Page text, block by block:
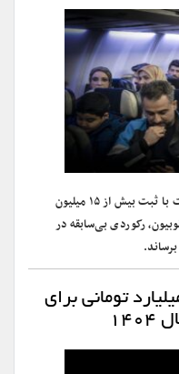
هفتمین فصل سریال «پایتخت» توانست با ثبت بیش از ۱۵ میلیون
رکوردی بی‌سابقه در
۸ هزار میلیارد تومانی برای